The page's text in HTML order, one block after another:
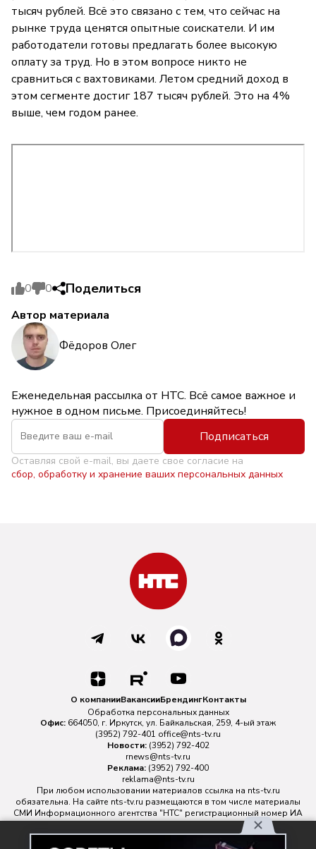
тысяч рублей. Всё это связано с тем, что сейчас на
рынке труда ценятся опытные соискатели. И им
работодатели готовы предлагать более высокую
оплату за труд. Но в этом вопросе никто не
сравниться с вахтовиками. Летом средний доход в
этом сегменте достиг 187 тысяч рублей. Это на 4%
выше, чем годом ранее.
0 0 Поделиться
Автор материала
Фёдоров Олег
Еженедельная рассылка от НТС. Всё самое важное и
нужное в одном письме. Присоединяйтесь!
Подписаться
Оставляя свой e-mail, вы даете свое согласие на
сбор, обработку и хранение ваших персональных данных
О компанииВакансииБрендингКонтакты
Обработка персональных данных
Офис: 664050, г. Иркутск, ул. Байкальская, 259, 4-ый этаж
(3952) 792-401 office@nts-tv.ru
Новости: (3952) 792-402
rnews@nts-tv.ru
Реклама: (3952) 792-400
reklama@nts-tv.ru
При любом использовании материалов ссылка на nts-tv.ru
обязательна. На сайте nts-tv.ru размещаются в том числе материалы
СМИ Информационного агентства "НТС" регистрационный номер ИА
№ ФС 77 - 88763 зарегистрировано Федеральной службой по
надзору в сфере связи, информационных технологий и массовых